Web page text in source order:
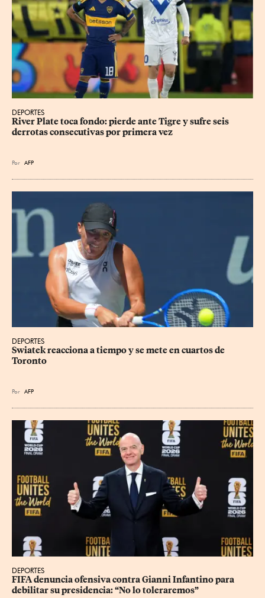
DEPORTES
River Plate toca fondo: pierde ante Tigre y sufre seis
derrotas consecutivas por primera vez
Por AFP
DEPORTES
Swiatek reacciona a tiempo y se mete en cuartos de
Toronto
Por AFP
DEPORTES
FIFA denuncia ofensiva contra Gianni Infantino para
debilitar su presidencia: “No lo toleraremos”